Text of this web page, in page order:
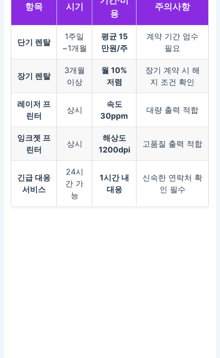
항목 시기
용
주의사항
단기 렌탈
1주일
~1개월
평균 15
만원/주
계약 기간 엄수
필요
장기 렌탈
3개월
이상
월 10%
저렴
장기 계약 시 해
지 조건 확인
레이저 프
린터
상시
속도
30ppm
대량 출력 적합
잉크젯 프
린터
상시
해상도
1200dpi
고품질 출력 적합
긴급 대응
서비스
24시
간 가
능
1시간 내
대응
신속한 연락처 확
인 필수